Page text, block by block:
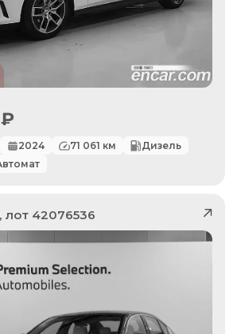
₽
2024 71 061 км
Дизель
, лот 42076536